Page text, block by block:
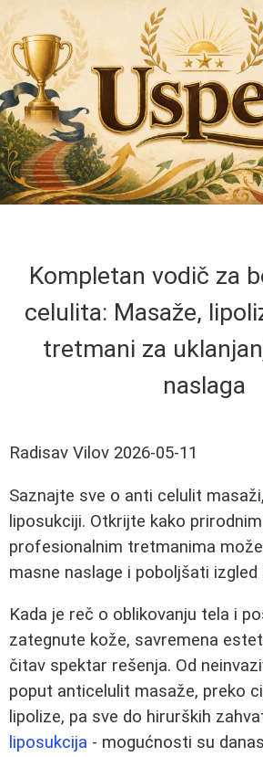
Kompletan vodič za
celulita: Masaže,
tretmani za
naslaga
Radisav Vilov 2026-05-11
Saznajte sve o anti celulit
liposukciji. Otkrijte kako
profesionalnim tretmanima
masne naslage i poboljšati izgled
Kada je reč o oblikovanju tela i
zategnute kože, savremena
čitav spektar rešenja. Od
poput anticelulit masaže, preko
lipolize, pa sve do hirurških
liposukcija - mogućnosti su